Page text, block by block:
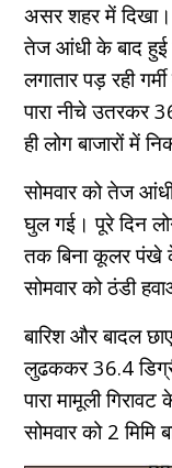
असर शहर में
तेज आंधी के बाद हुई
लगातार पड़ रही
पारा नीचे उतरकर
ही लोग बाजारों में
सोमवार को तेज
घुल गई। पूरे दिन
तक बिना कूलर पंखे के
सोमवार को ठंडी
बारिश और बादल
लुढककर 36.4
पारा मामूली
सोमवार को 2 मिमि